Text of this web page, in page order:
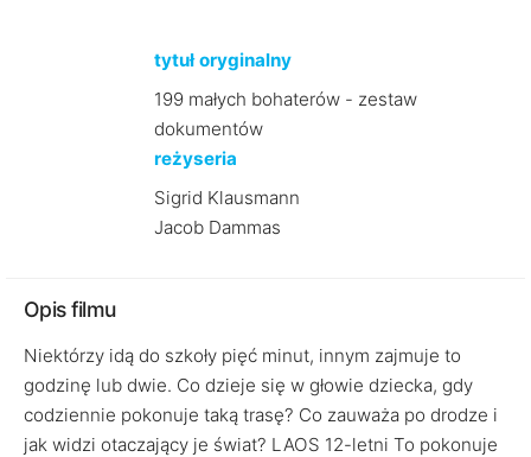
tytuł oryginalny
199 małych bohaterów - zestaw
dokumentów
reżyseria
Sigrid Klausmann
Jacob Dammas
Opis filmu
Niektórzy idą do szkoły pięć minut, innym zajmuje to
godzinę lub dwie. Co dzieje się w głowie dziecka, gdy
codziennie pokonuje taką trasę? Co zauważa po drodze i
jak widzi otaczający je świat? LAOS 12-letni To pokonuje